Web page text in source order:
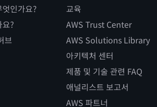
인가요?
?
브
교육
AWS Trust Center
AWS Solutions Library
아키텍처 센터
제품 및 기술 관련 FAQ
애널리스트 보고서
AWS 파트너